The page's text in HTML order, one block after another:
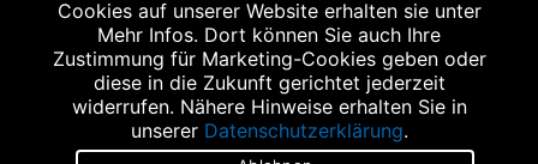
Arzneimittel. Er entspricht in der Höhe dem für Apotheken verbindlichen
Abgabepreis, zu dem eine Apotheke in bestimmten Fällen (z.B. bei Kindern
unter 12 Jahren) das Produkt mit der gesetzlichen Krankenversicherung
abrechnet. Der AEP ist der allgemeine Erstattungspreis im Falle einer
Kostenübernahme durch die gesetzlichen Krankenkassen, vor Abzug eines
Zwangsrabattes (zur Zeit 5%) nach §130 Abs. 1 SGB V.
Unverbindliche Preisempfehlung des Herstellers (UVP).
Cookies auf unserer Website erhalten sie unter
Mehr Infos. Dort können Sie auch Ihre
Zustimmung für Marketing-Cookies geben oder
diese in die Zukunft gerichtet jederzeit
widerrufen. Nähere Hinweise erhalten Sie in
unserer Datenschutzerklärung.